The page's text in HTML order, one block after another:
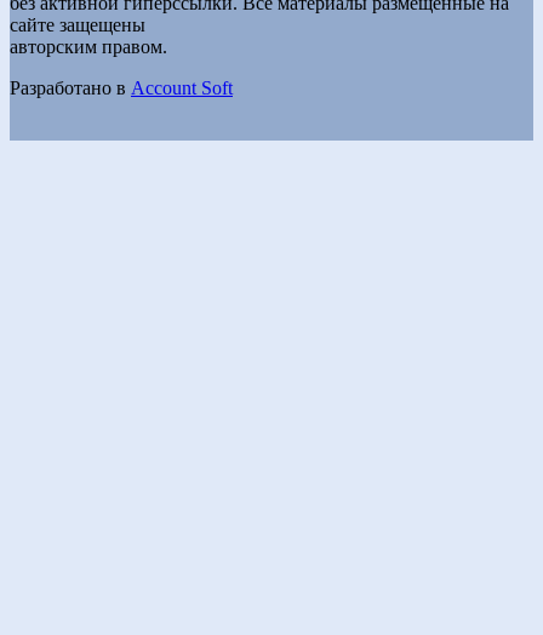
сайте защещены
авторским правом.
Разработано в Account Soft